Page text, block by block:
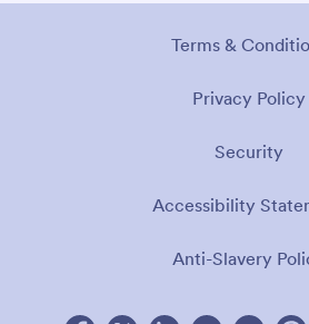
Terms &
Privacy Policy
Security
Accessibility
Anti-Slavery